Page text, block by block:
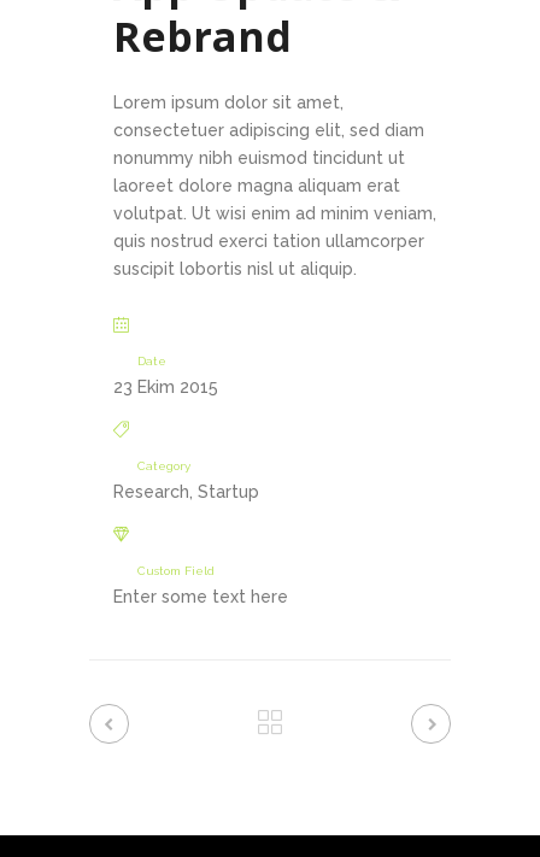
Rebrand
Lorem ipsum dolor sit amet,
consectetuer adipiscing elit, sed diam
nonummy nibh euismod tincidunt ut
laoreet dolore magna aliquam erat
volutpat. Ut wisi enim ad minim veniam,
quis nostrud exerci tation ullamcorper
suscipit lobortis nisl ut aliquip.
Date
23 Ekim 2015
Category
Research, Startup
Custom Field
Enter some text here